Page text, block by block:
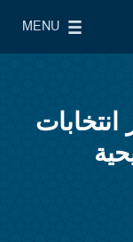
MENU
Main Menu
انتخابات